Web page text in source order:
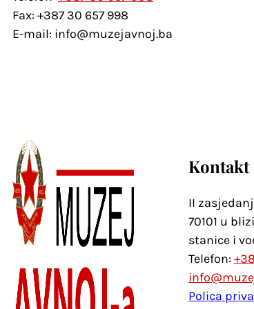
Fax: +387 30 657 998
E-mail: info@muzejavnoj.ba
Kontakt
II
70101 u
stanice i
Telefon:
Polica